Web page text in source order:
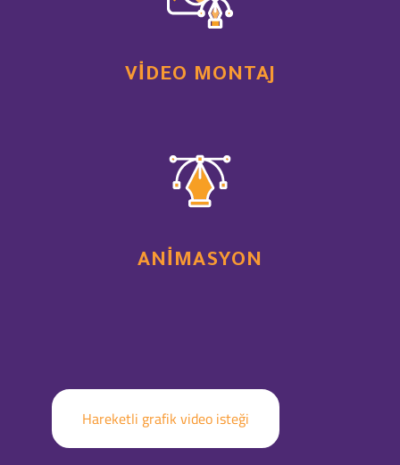
VIDEO MONTAJ
ANIMASYON
Hareketli grafik video isteği